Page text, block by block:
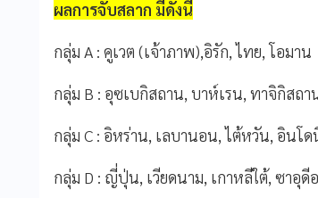
ผลการจับสลาก มีดังนี้
กลุ่ม A : คูเวต (เจ้าภาพ),อิรัก, ไทย, โอมาน
กลุ่ม B : อุซเบกิสถาน, บาห์เรน, ทาจิกิสถา
กลุ่ม C : อิหร่าน, เลบานอน, ไต้หวัน, อินโด
กลุ่ม D : ญี่ปุ่น, เวียดนาม, เกาหลีใต้, ซาอุดี